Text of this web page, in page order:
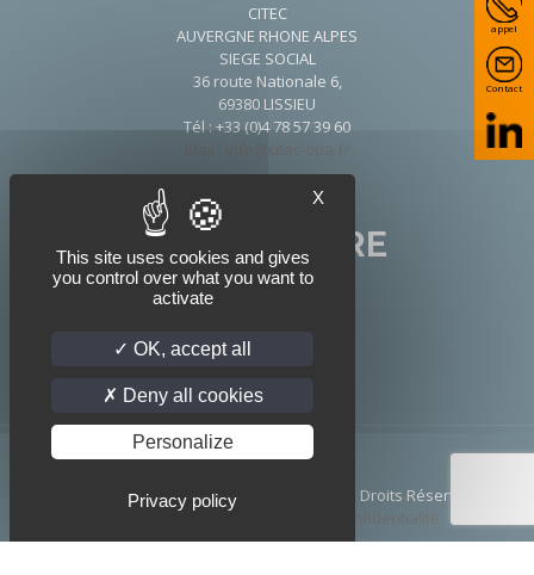
CITEC
AUVERGNE RHONE ALPES
SIEGE SOCIAL
36 route Nationale 6,
69380 LISSIEU
Tél : +33 (0)4 78 57 39 60
Mail : info@citec-opa.fr
NOUS SUIVRE
© 2026 Citec Portes Automatiques | Tous Droits Réservés
Mentions légales|
appel
Contact
X
This site uses cookies and gives
you control over what you want to
activate
OK, accept all
Deny all cookies
Personalize
Privacy policy